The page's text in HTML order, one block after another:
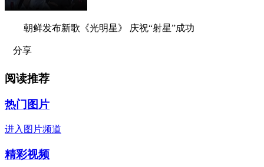
朝鲜发布新歌《光明星》 庆祝“射星”成功
分享
阅读推荐
热门图片
进入图片频道
精彩视频